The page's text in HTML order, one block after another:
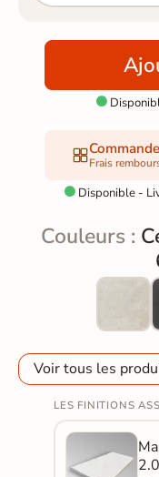

Frais
 Disponible -
Couleurs :
Voir tous les
LES FINITIONS